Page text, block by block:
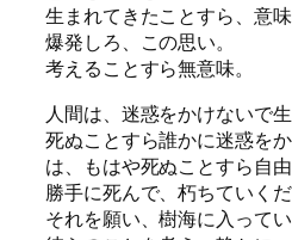
生まれてきたことすら、意
爆発しろ、この思い。
考えることすら無意味。
人間は、迷惑をかけないで
死ぬことすら誰かに迷惑を
は、もはや死ぬことすら自由
勝手に死んで、朽ちていくだ
それを願い、樹海に入ってい